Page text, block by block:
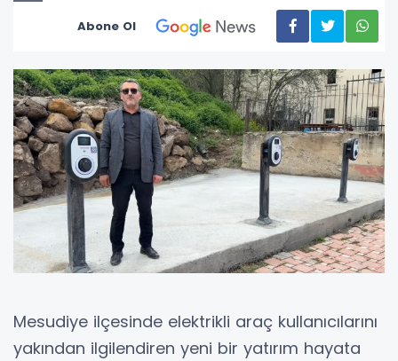
Abone Ol
Mesudiye ilçesinde elektrikli araç kullanıcılarını
yakından ilgilendiren yeni bir yatırım hayata